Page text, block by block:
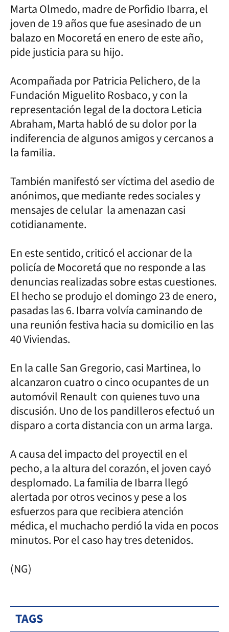
Marta Olmedo, madre de Porfidio Ibarra, el
joven de 19 años que fue asesinado de un
balazo en Mocoretá en enero de este año,
pide justicia para su hijo.
Acompañada por Patricia Pelichero, de la
Fundación Miguelito Rosbaco, y con la
representación legal de la doctora Leticia
Abraham, Marta habló de su dolor por la
indiferencia de algunos amigos y cercanos a
la familia.
También manifestó ser víctima del asedio de
anónimos, que mediante redes sociales y
mensajes de celular la amenazan casi
cotidianamente.
En este sentido, criticó el accionar de la
policía de Mocoretá que no responde a las
denuncias realizadas sobre estas cuestiones.
El hecho se produjo el domingo 23 de enero,
pasadas las 6. Ibarra volvía caminando de
una reunión festiva hacia su domicilio en las
40 Viviendas.
En la calle San Gregorio, casi Martinea, lo
alcanzaron cuatro o cinco ocupantes de un
automóvil Renault con quienes tuvo una
discusión. Uno de los pandilleros efectuó un
disparo a corta distancia con un arma larga.
A causa del impacto del proyectil en el
pecho, a la altura del corazón, el joven cayó
desplomado. La familia de Ibarra llegó
alertada por otros vecinos y pese a los
esfuerzos para que recibiera atención
médica, el muchacho perdió la vida en pocos
minutos. Por el caso hay tres detenidos.
(NG)
TAGS